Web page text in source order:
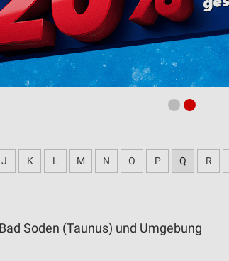
J K L M N O P Q R
Soden (Taunus) und Umgebung